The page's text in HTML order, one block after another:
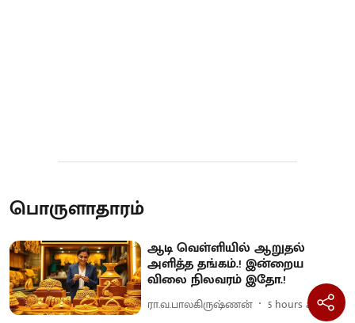
பொருளாதாரம்
ஆடி வெள்ளியில் ஆறுதல்
அளித்த தங்கம்.! இன்றைய
விலை நிலவரம் இதோ.!
ரா.வ.பாலகிருஷ்ணன் 5 hours ago